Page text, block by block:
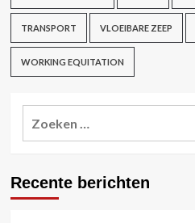
TRANSPORT VLOEIBARE ZEEP
WORKING EQUITATION
Recente berichten